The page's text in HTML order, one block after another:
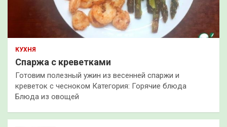
КУХНЯ
Спаржа с креветками
Готовим полезный ужин из весенней спаржи и
креветок с чесноком Категория: Горячие блюда
Блюда из овощей